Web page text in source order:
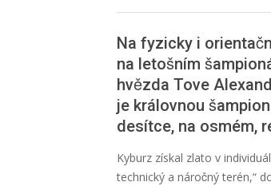
Na fyzicky i
na letošním
hvězda Tove
je královnou
desítce, na osmém,
Kyburz získal zlato v
technický a náročný terén,“